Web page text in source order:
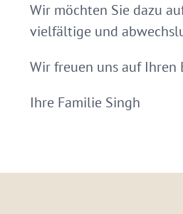
Wir möchten Sie dazu
vielfältige und
Wir freuen uns auf Ihren
Ihre Familie Singh